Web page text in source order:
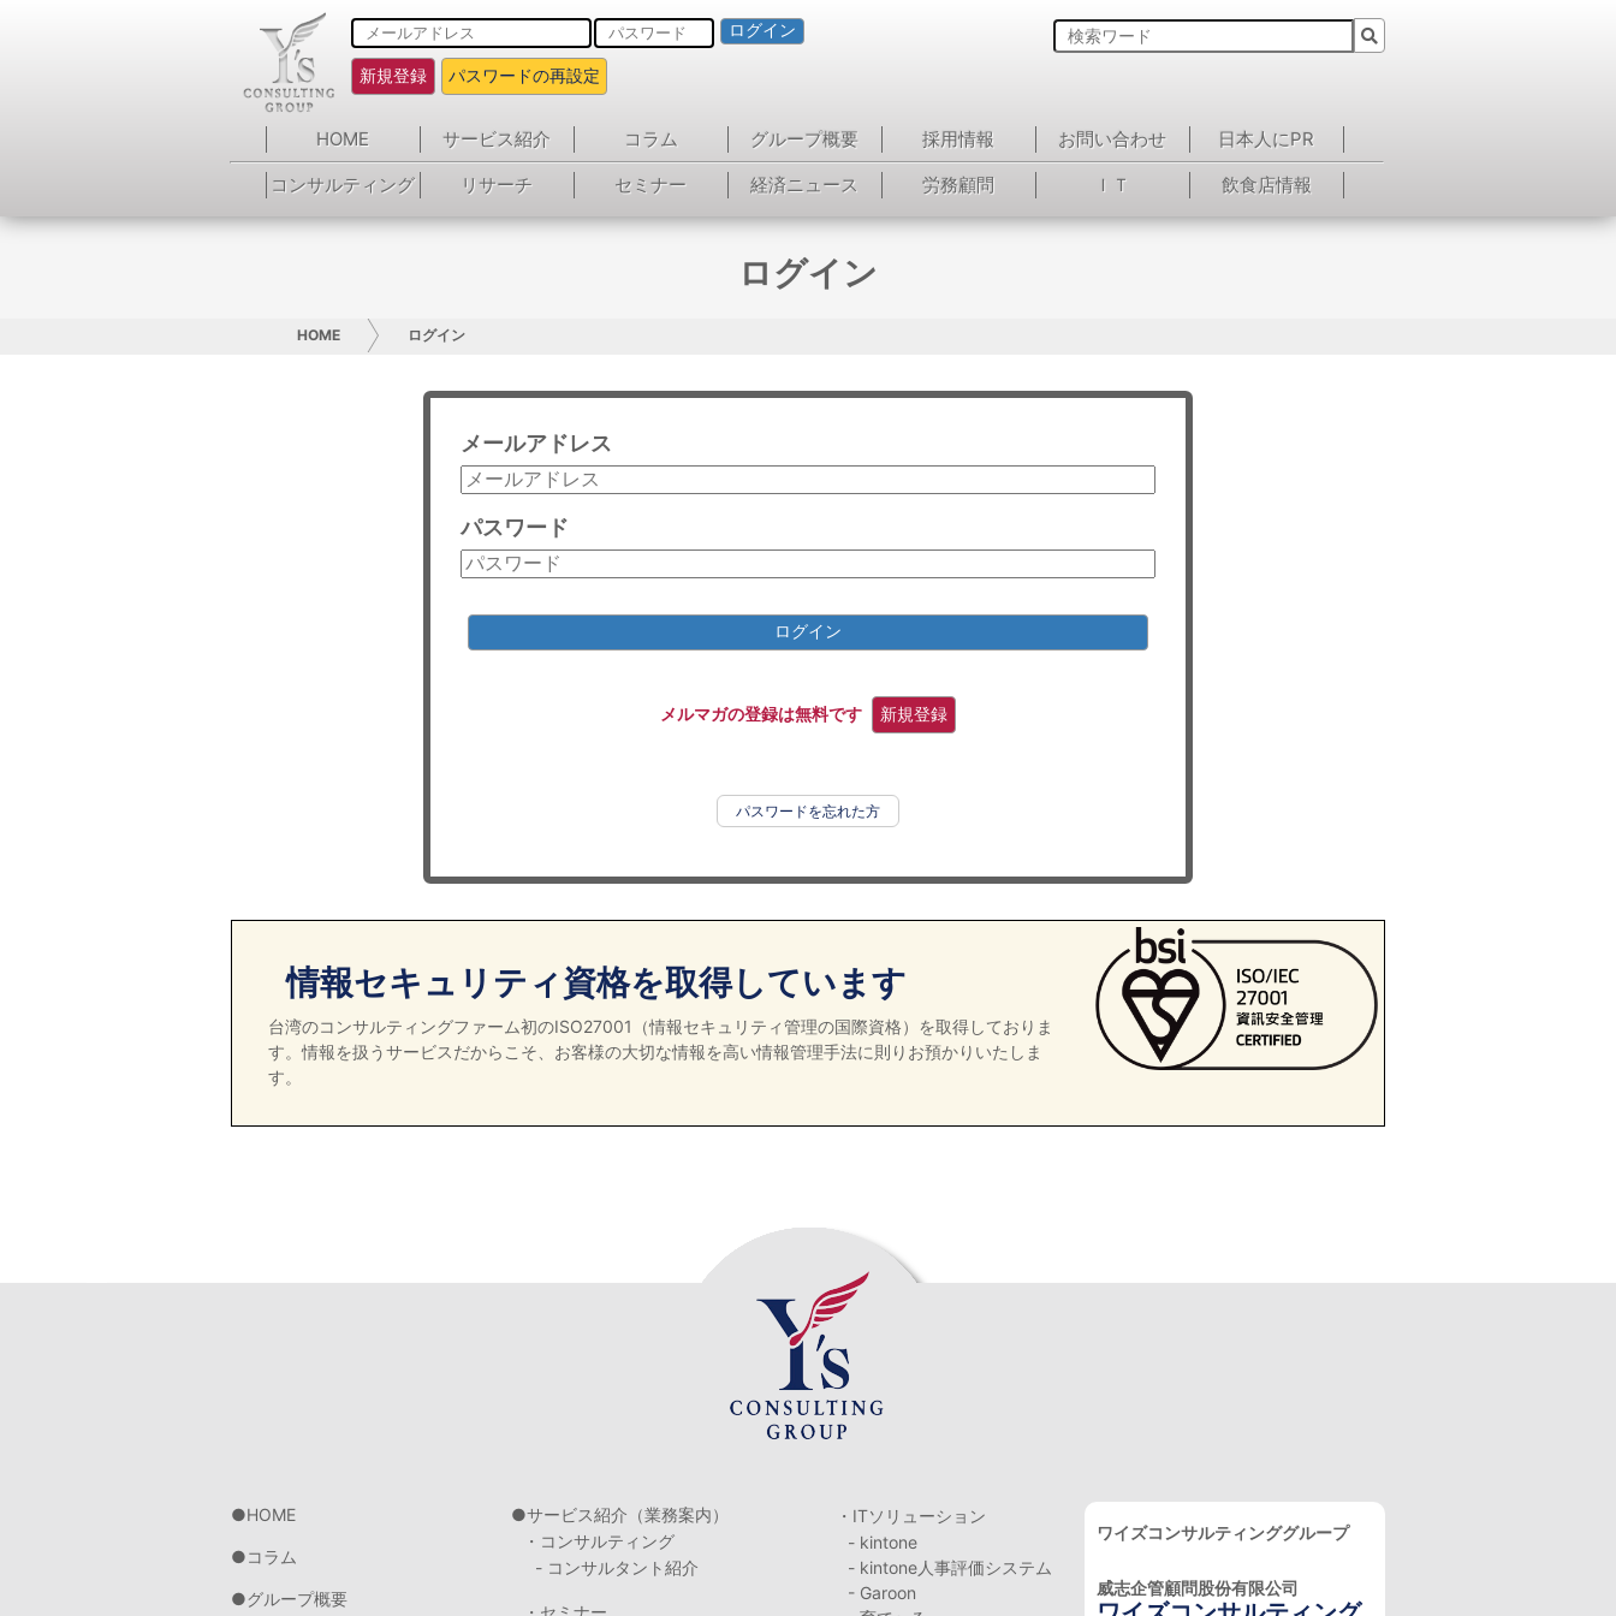
ログイン
新規登録 パスワードの再設定
HOME サービス紹介 コラム グループ概要 採用情報 お問い合わせ
日本人にPR
コンサルティング
リサーチ セミナー 経済ニュース 労務顧問 ＩＴ 飲食店情報
ログイン
HOME ログイン
メールアドレス
パスワード
ログイン
メルマガの登録は無料です 新規登録
パスワードを忘れた方
情報セキュリティ資格を取得しています
台湾のコンサルティングファーム初のISO27001（情報セキュリティ管理の国際資格）を取得しておりま
す。情報を扱うサービスだからこそ、お客様の大切な情報を高い情報管理手法に則りお預かりいたしま
す。
HOME
コラム
グループ概要
サービス紹介（業務案内）
・コンサルティング
- コンサルタント紹介
・セミナー
・ITソリューション
- kintone
- kintone人事評価システム
- Garoon
ワイズコンサルティンググループ
威志企管顧問股份有限公司